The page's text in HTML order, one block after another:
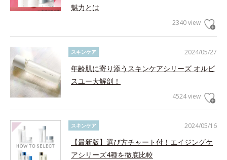
魅力とは
2340 view
2024/05/27
スキンケア
年齢肌に寄り添うスキンケアシリーズ オルビ
スユー大解剖！
4524 view
2024/05/16
スキンケア
【最新版】選び方チャート付！エイジングケ
アシリーズ4種を徹底比較